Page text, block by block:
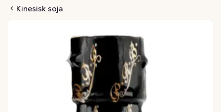
Kinesisk soja
Soja